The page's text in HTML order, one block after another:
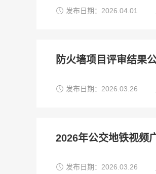
 发布日期：2026.04.01
防火墙项目评审结果
 发布日期：2026.03.26
2026年公交地铁视频
 发布日期：2026.03.26